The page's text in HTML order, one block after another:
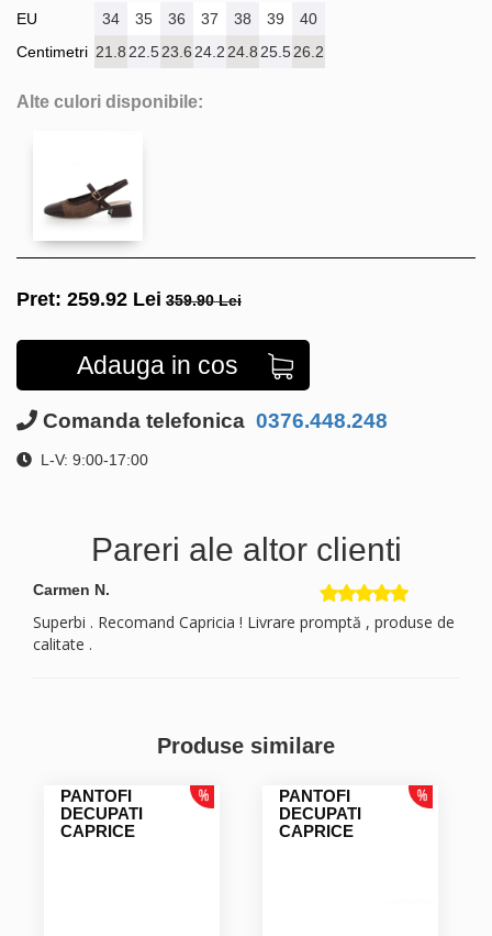
EU
Centimetri
34 35 36 37 38 39
40
21.8 22.523.6 24.2 24.8 25.526.2
Alte culori disponibile:
Pret: 259.92 Lei 359.90 Lei
Adauga in cos
Comanda telefonica 0376.448.248
L-V: 9:00-17:00
Pareri ale altor clienti
Carmen N.
Superbi . Recomand Capricia ! Livrare promptă , produse de
calitate .
Produse similare
PANTOFI
DECUPATI
CAPRICE
PANTOFI
DECUPATI
CAPRICE